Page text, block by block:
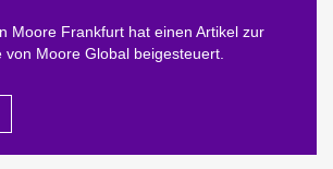
Moore Frankfurt hat einen Artikel zur
von Moore Global beigesteuert.